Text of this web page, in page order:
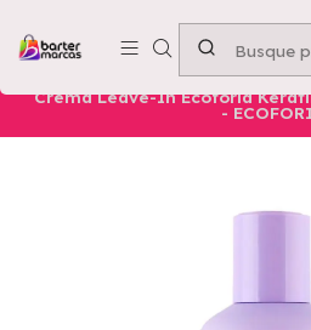
Emprende con nosotros -
Nuestros Productos
Crema Leave-In Ecoforia
-